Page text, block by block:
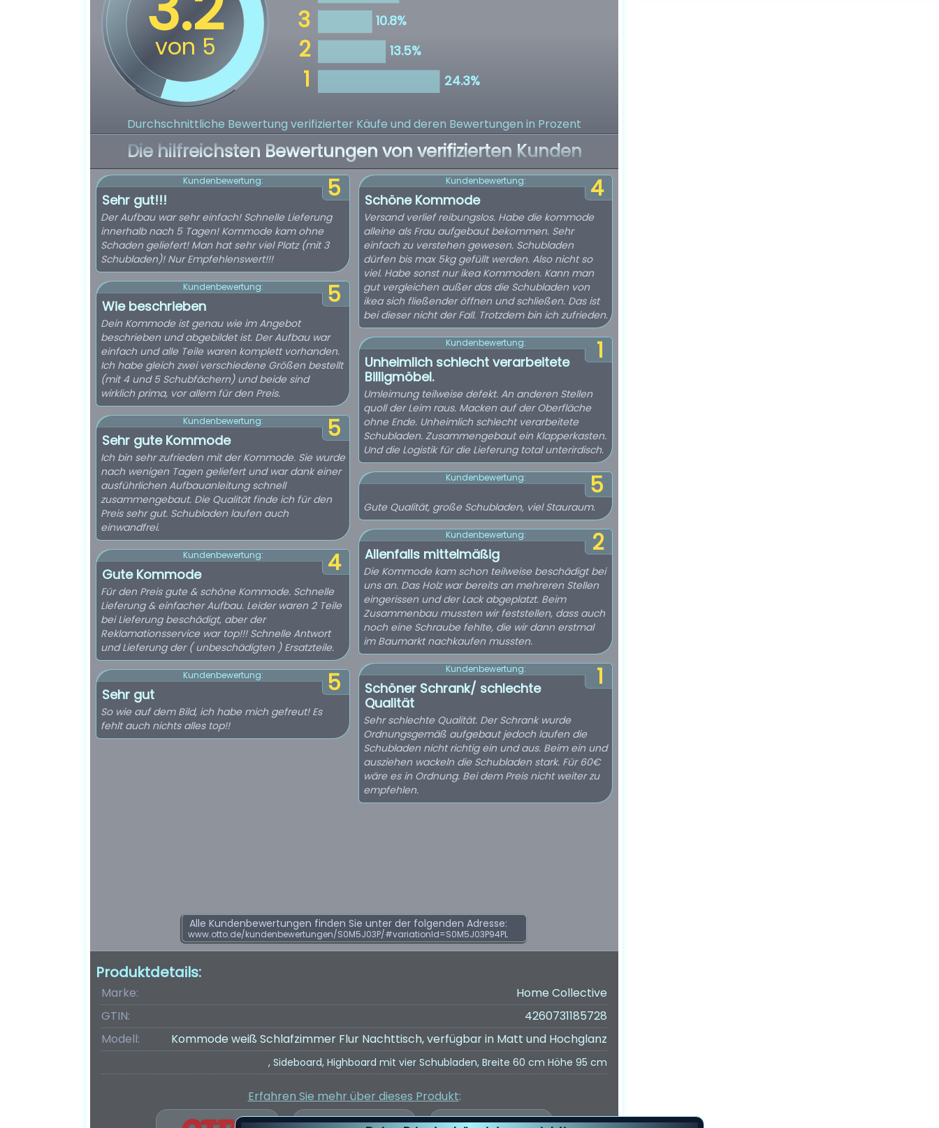
Durchschnittliche Bewertung verifizierter Käufe und deren Bewertungen in Prozent
Die hilfreichsten Bewertungen von verifizierten Kunden
5
Kundenbewertung:
Sehr gut!!!
Der Aufbau war sehr einfach! Schnelle Lieferung
innerhalb nach 5 Tagen! Kommode kam ohne
Schaden geliefert! Man hat sehr viel Platz (mit 3
Schubladen)! Nur Empfehlenswert!!!
5
Kundenbewertung:
Wie beschrieben
Dein Kommode ist genau wie im Angebot
beschrieben und abgebildet ist. Der Aufbau war
einfach und alle Teile waren komplett vorhanden.
Ich habe gleich zwei verschiedene Größen bestellt
(mit 4 und 5 Schubfächern) und beide sind
wirklich prima, vor allem für den Preis.
5
Kundenbewertung:
Sehr gute Kommode
Ich bin sehr zufrieden mit der Kommode. Sie wurde
nach wenigen Tagen geliefert und war dank einer
ausführlichen Aufbauanleitung schnell
zusammengebaut. Die Qualität finde ich für den
Preis sehr gut. Schubladen laufen auch
einwandfrei.
4
Kundenbewertung:
Gute Kommode
Für den Preis gute & schöne Kommode. Schnelle
Lieferung & einfacher Aufbau. Leider waren 2 Teile
bei Lieferung beschädigt, aber der
Reklamationsservice war top!!! Schnelle Antwort
und Lieferung der ( unbeschädigten ) Ersatzteile.
5
Kundenbewertung:
Sehr gut
So wie auf dem Bild, ich habe mich gefreut! Es
fehlt auch nichts alles top!!
4
Kundenbewertung:
Schöne Kommode
Versand verlief reibungslos. Habe die kommode
alleine als Frau aufgebaut bekommen. Sehr
einfach zu verstehen gewesen. Schubladen
dürfen bis max 5kg gefüllt werden. Also nicht so
viel. Habe sonst nur ikea Kommoden. Kann man
gut vergleichen außer das die Schubladen von
ikea sich fließender öffnen und schließen. Das ist
bei dieser nicht der Fall. Trotzdem bin ich zufrieden.
1
Kundenbewertung:
Unheimlich schlecht verarbeitete
Billigmöbel.
Umleimung teilweise defekt. An anderen Stellen
quoll der Leim raus. Macken auf der Oberfläche
ohne Ende. Unheimlich schlecht verarbeitete
Schubladen. Zusammengebaut ein Klapperkasten.
Und die Logistik für die Lieferung total unterirdisch.
5
Kundenbewertung:
Gute Qualität, große Schubladen, viel Stauraum.
2
Kundenbewertung:
Allenfalls mittelmäßig
Die Kommode kam schon teilweise beschädigt bei
uns an. Das Holz war bereits an mehreren Stellen
eingerissen und der Lack abgeplatzt. Beim
Zusammenbau mussten wir feststellen, dass auch
noch eine Schraube fehlte, die wir dann erstmal
im Baumarkt nachkaufen mussten.
1
Kundenbewertung:
Schöner Schrank/ schlechte
Qualität
Sehr schlechte Qualität. Der Schrank wurde
Ordnungsgemäß aufgebaut jedoch laufen die
Schubladen nicht richtig ein und aus. Beim ein und
ausziehen wackeln die Schubladen stark. Für 60€
wäre es in Ordnung. Bei dem Preis nicht weiter zu
empfehlen.
Alle Kundenbewertungen finden Sie unter der folgenden Adresse:
www.otto.de/kundenbewertungen/S0M5J03P/#variationId=S0M5J03P94PL
Produktdetails:
Marke:
Home Collective
GTIN:
4260731185728
Modell:
Kommode weiß Schlafzimmer Flur Nachttisch, verfügbar in Matt und Hochglanz
, Sideboard, Highboard mit vier Schubladen, Breite 60 cm Höhe 95 cm
Erfahren Sie mehr über dieses Produkt: